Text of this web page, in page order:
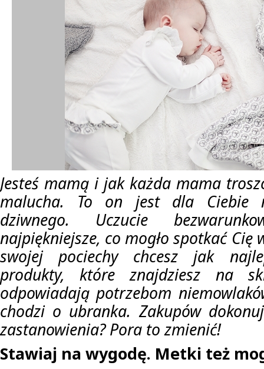
Jesteś mamą i jak każda mama
malucha. To on jest dla Ciebie
dziwnego. Uczucie
najpiękniejsze, co mogło spotkać Cię
swojej pociechy chcesz jak
produkty, które znajdziesz na
odpowiadają potrzebom
chodzi o ubranka. Zakupów
zastanowienia? Pora to zmienić!
Stawiaj na wygodę. Metki też